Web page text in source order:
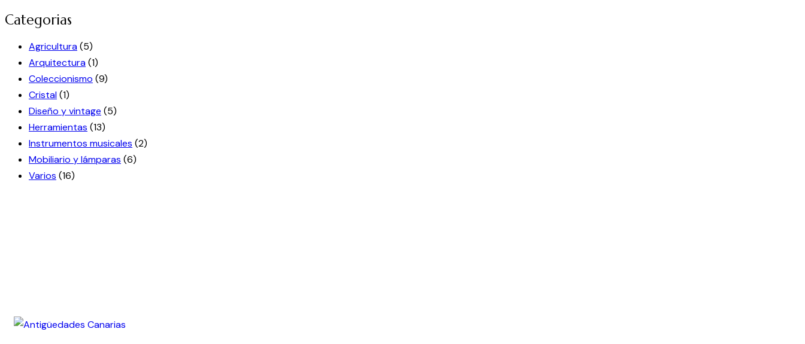
Categorias
Agricultura(5)
Arquitectura(1)
Coleccionismo (9)
Cristal(1)
Diseño y vintage (5)
Herramientas (13)
Instrumentos musicales (2)
Mobiliario y lámparas (6)
Varios (16)